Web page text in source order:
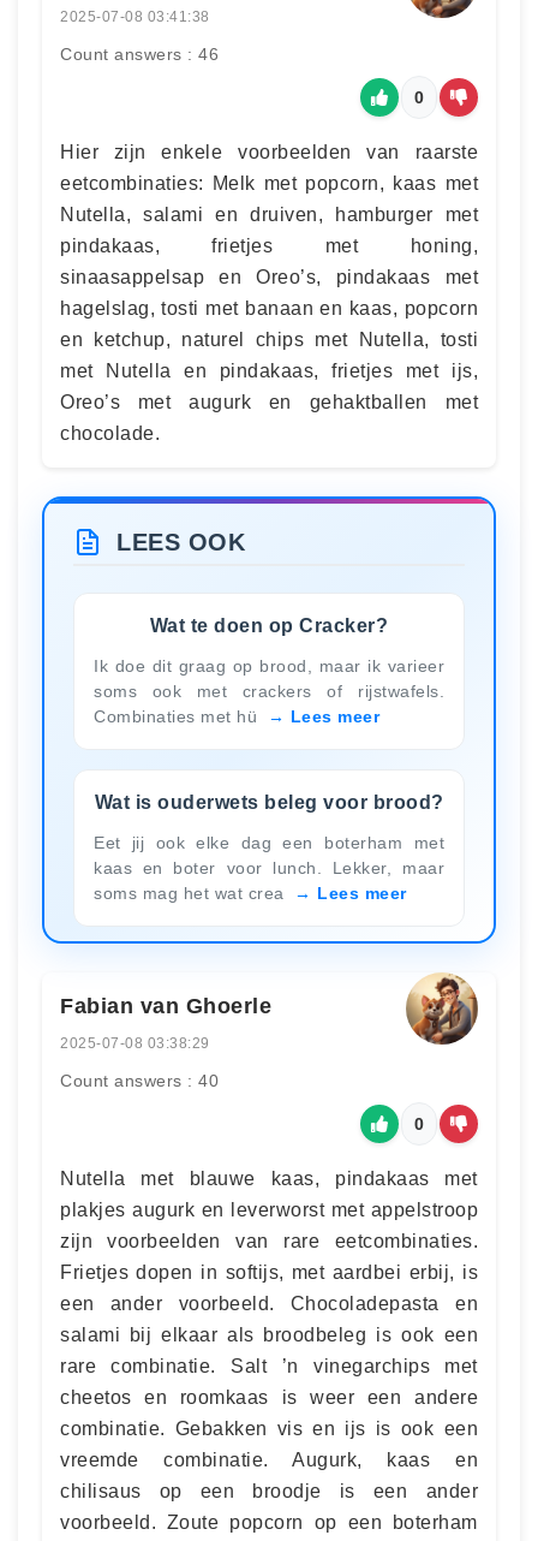
2025-07-08 03:41:38
Count answers : 46
0
Hier zijn enkele voorbeelden van raarste
eetcombinaties: Melk met popcorn, kaas met
Nutella, salami en druiven, hamburger met
pindakaas, frietjes met honing,
sinaasappelsap en Oreo’s, pindakaas met
hagelslag, tosti met banaan en kaas, popcorn
en ketchup, naturel chips met Nutella, tosti
met Nutella en pindakaas, frietjes met ijs,
Oreo’s met augurk en gehaktballen met
chocolade.
LEES OOK
Wat te doen op Cracker?
Ik doe dit graag op brood, maar ik varieer
soms ook met crackers of rijstwafels.
Combinaties met hü
Lees meer
Wat is ouderwets beleg voor brood?
Eet jij ook elke dag een boterham met
kaas en boter voor lunch. Lekker, maar
soms mag het wat crea
Lees meer
Fabian van Ghoerle
2025-07-08 03:38:29
Count answers : 40
0
Nutella met blauwe kaas, pindakaas met
plakjes augurk en leverworst met appelstroop
zijn voorbeelden van rare eetcombinaties.
Frietjes dopen in softijs, met aardbei erbij, is
een ander voorbeeld. Chocoladepasta en
salami bij elkaar als broodbeleg is ook een
rare combinatie. Salt ’n vinegarchips met
cheetos en roomkaas is weer een andere
combinatie. Gebakken vis en ijs is ook een
vreemde combinatie. Augurk, kaas en
chilisaus op een broodje is een ander
voorbeeld. Zoute popcorn op een boterham